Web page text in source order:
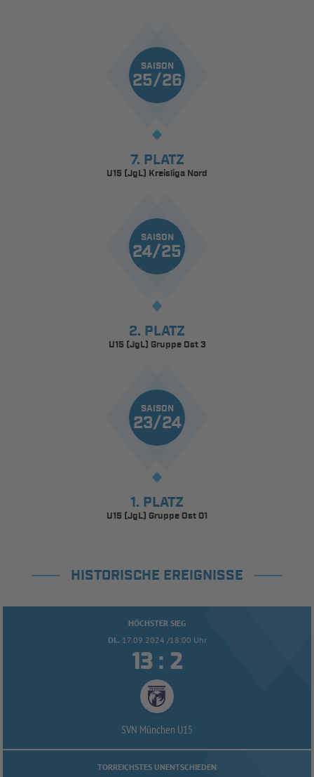
SAISON
25/26
7. PLATZ
U15 (JgL) Kreisliga Nord
SAISON
24/25
2. PLATZ
U15 (JgL) Gruppe Ost 3
SAISON
23/24
1. PLATZ
U15 (JgL) Gruppe Ost 01
HISTORISCHE EREIGNISSE
HÖCHSTER SIEG
DI.. 17.09.2024 /18:00 Uhr
 : 
SVN München U15
TORREICHSTES UNENTSCHIEDEN